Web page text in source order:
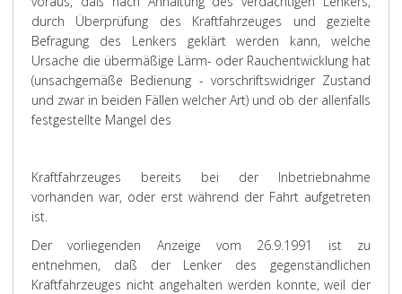
durch Überprüfung des Kraftfahrzeuges und gezielte
Befragung des Lenkers geklärt werden kann, welche
Ursache die übermäßige Lärm- oder Rauchentwicklung hat
(unsachgemäße Bedienung - vorschriftswidriger Zustand
und zwar in beiden Fällen welcher Art) und ob der allenfalls
festgestellte Mangel des
Kraftfahrzeuges bereits bei der Inbetriebnahme
vorhanden war, oder erst während der Fahrt aufgetreten
ist.
Der vorliegenden Anzeige vom 26.9.1991 ist zu
entnehmen, daß der Lenker des gegenständlichen
Kraftfahrzeuges nicht angehalten werden konnte, weil der